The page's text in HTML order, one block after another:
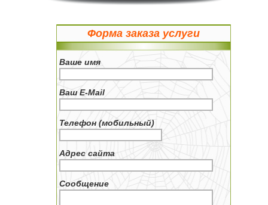
Форма заказа услуги
Ваше имя
Ваш E-Mail
Телефон (мобильный)
Адрес сайта
Сообщение